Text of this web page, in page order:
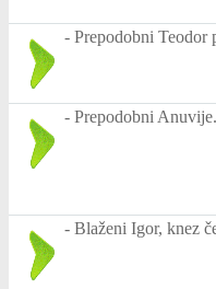
- Prepodobni Teodor
- Prepodobni Anuvije.
- Blaženi Igor, knez